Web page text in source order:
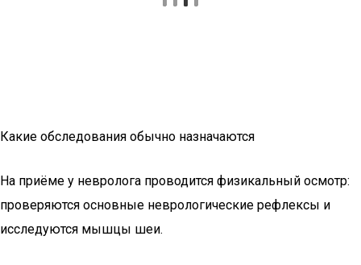
Какие обследования обычно назначаются
На приёме у невролога проводится физикальный осмотр:
проверяются основные неврологические рефлексы и
исследуются мышцы шеи.